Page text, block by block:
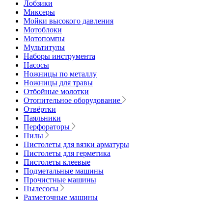
Лобзики
Миксеры
Мойки высокого давления
Мотоблоки
Мотопомпы
Мультитулы
Наборы инструмента
Насосы
Ножницы по металлу
Ножницы для травы
Отбойные молотки
Отопительное оборудование
Отвёртки
Паяльники
Перфораторы
Пилы
Пистолеты для вязки арматуры
Пистолеты для герметика
Пистолеты клеевые
Подметальные машины
Прочистные машины
Пылесосы
Разметочные машины